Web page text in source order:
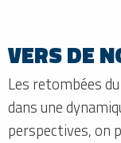
VERS DE
Les retombées
dans une
perspectives, on